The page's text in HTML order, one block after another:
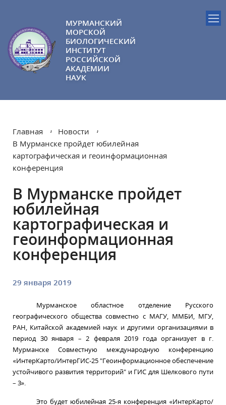
МУРМАНСКИЙ
МОРСКОЙ
БИОЛОГИЧЕСКИЙ
ИНСТИТУТ
РОССИЙСКОЙ
АКАДЕМИИ
НАУК
Главная
Новости
В Мурманске пройдет юбилейная
картографическая и геоинформационная
конференция
В Мурманске пройдет
юбилейная
картографическая и
геоинформационная
конференция
29 января 2019
Мурманское областное отделение Русского
географического общества совместно с МАГУ, ММБИ, МГУ,
РАН, Китайской академией наук и другими организациями в
период 30 января – 2 февраля 2019 года организует в г.
Мурманске Совместную международную конференцию
«ИнтерКарто/ИнтерГИС-25 "Геоинформационное обеспечение
устойчивого развития территорий" и ГИС для Шелкового пути
– 3».
Это будет юбилейная 25-я конференция «ИнтерКарто/